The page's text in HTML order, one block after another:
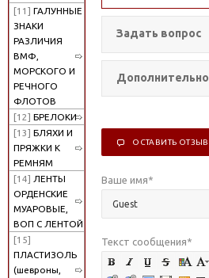
[11] ГАЛУННЫЕ
ЗНАКИ
РАЗЛИЧИЯ
ВМФ,
МОРСКОГО И
РЕЧНОГО
ФЛОТОВ
[12] БРЕЛОКИ
[13] БЛЯХИ И
ПРЯЖКИ К
РЕМНЯМ
[14] ЛЕНТЫ
ОРДЕНСКИЕ
МУАРОВЫЕ,
ВОП С ЛЕНТОЙ
[15]
ПЛАСТИЗОЛЬ
(шевроны,
Задать вопрос
Дополнительно
ОСТАВИТЬ ОТЗЫВ
Ваше имя*
Текст сообщения*